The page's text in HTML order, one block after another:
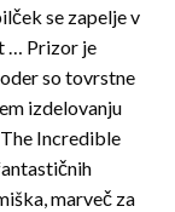
se zapelje v
… Prizor je
so tovrstne
izdelovanju
Incredible
marveč za